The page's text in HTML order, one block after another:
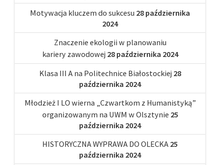
Motywacja kluczem do sukcesu 28 października
2024
Znaczenie ekologii w planowaniu
kariery zawodowej 28 października 2024
Klasa III A na Politechnice Białostockiej 28
października 2024
Młodzież I LO wierna „Czwartkom z Humanistyką”
organizowanym na UWM w Olsztynie 25
października 2024
HISTORYCZNA WYPRAWA DO OLECKA 25
października 2024